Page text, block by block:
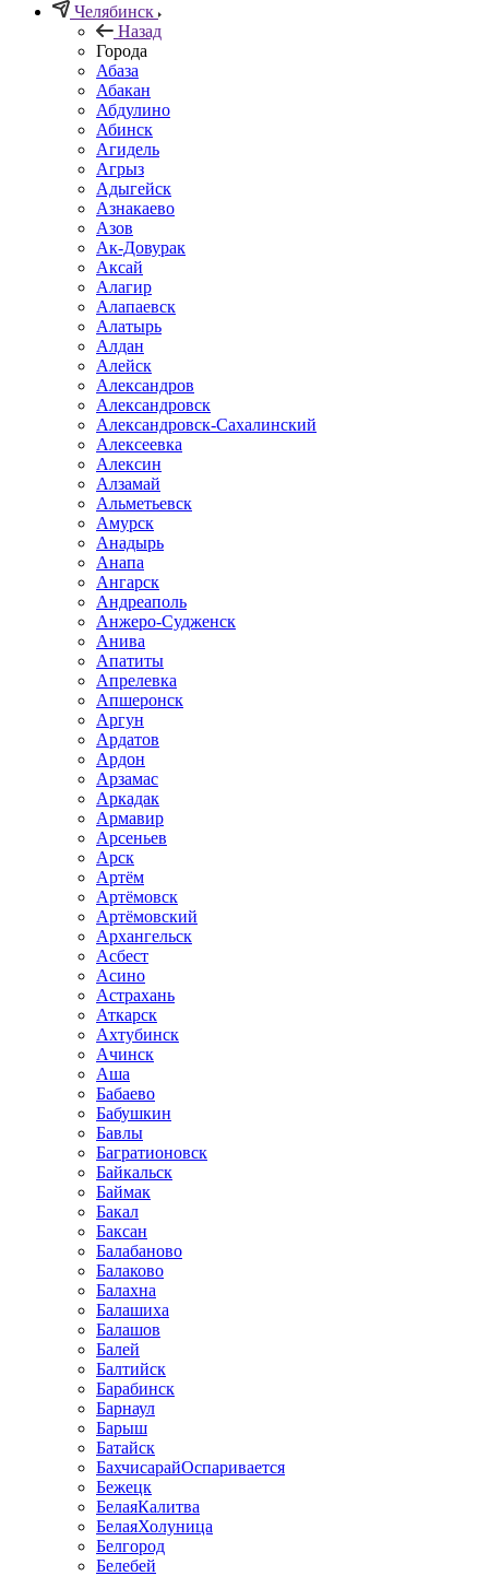
Челябинск
Назад
Города
Абаза
Абакан
Абдулино
Абинск
Агидель
Агрыз
Адыгейск
Азнакаево
Азов
Ак-Довурак
Аксай
Алагир
Алапаевск
Алатырь
Алдан
Алейск
Александров
Александровск
Александровск-Сахалинский
Алексеевка
Алексин
Алзамай
Альметьевск
Амурск
Анадырь
Анапа
Ангарск
Андреаполь
Анжеро-Судженск
Анива
Апатиты
Апрелевка
Апшеронск
Аргун
Ардатов
Ардон
Арзамас
Аркадак
Армавир
Арсеньев
Арск
Артём
Артёмовск
Артёмовский
Архангельск
Асбест
Асино
Астрахань
Аткарск
Ахтубинск
Ачинск
Аша
Бабаево
Бабушкин
Бавлы
Багратионовск
Байкальск
Баймак
Бакал
Баксан
Балабаново
Балаково
Балахна
Балашиха
Балашов
Балей
Балтийск
Барабинск
Барнаул
Барыш
Батайск
БахчисарайОспаривается
Бежецк
БелаяКалитва
БелаяХолуница
Белгород
Белебей